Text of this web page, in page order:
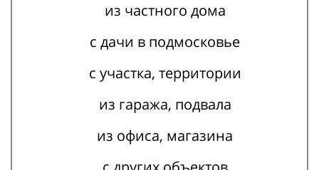
из частного дома
с дачи в подмосковье
с участка, территории
из гаража, подвала
из офиса, магазина